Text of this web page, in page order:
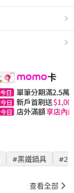
#黑鐵鍋具
查看全部